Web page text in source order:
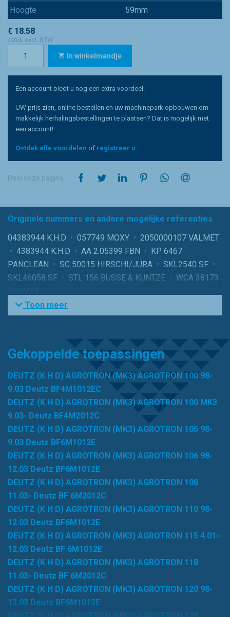
Hoogte
59mm
€ 18.58
/stuk excl. BTW
In winkelmandje
Een account biedt u nog een extra voordeel.
UW prijs zien, online bestellen en uw machinepark opbouwen om
makkelijk herhalingsbestellingen te plaatsen? Dat is mogelijk met
een account!
Ontdek alle voordelen of registreer u
Deel deze pagina op Facebookop Twitterop LinkedInop Pinterestop WhatsApp
Originele nummers en andere mogelijke referenties
04383944 K.H.D • 057749 MOXY • 2050000107 VALMET
• 4383944 K.H.D • AA 2.05399 FBN • KP 6467
PANCLEAN • SC 50015 HIRSCHI/JURA • SKL2540 SF •
SKL46058 SF • STL 156 BUSSE & KUNTZE • WCA 38173
Toon meer
Gekoppelde toepassingen
DEUTZ (K H D) AGROTRON (MK3) AGROTRON 100 98-
9.03 Deutz BF4M1012EC
DEUTZ (K H D) AGROTRON (MK3) AGROTRON 100 MK3
9.03- Deutz BF4M2012C
DEUTZ (K H D) AGROTRON (MK3) AGROTRON 105 98-
9.03 Deutz BF6M1012E
DEUTZ (K H D) AGROTRON (MK3) AGROTRON 106 98-
12.03 Deutz BF6M1012E
DEUTZ (K H D) AGROTRON (MK3) AGROTRON 108
11.03- Deutz BF 6M2012C
DEUTZ (K H D) AGROTRON (MK3) AGROTRON 110 98-
12.03 Deutz BF6M1012E
DEUTZ (K H D) AGROTRON (MK3) AGROTRON 115 4.01-
12.03 Deutz BF 6M1012E
DEUTZ (K H D) AGROTRON (MK3) AGROTRON 118
11.03- Deutz BF 6M2012C
DEUTZ (K H D) AGROTRON (MK3) AGROTRON 120 98-
12.03 Deutz BF6M1013E